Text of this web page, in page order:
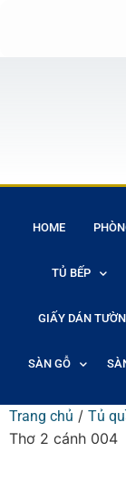
HOME
TỦ BẾP
GIẤY DÁN
SÀN GỖ
Trang chủ / Tủ
Thơ 2 cánh 004